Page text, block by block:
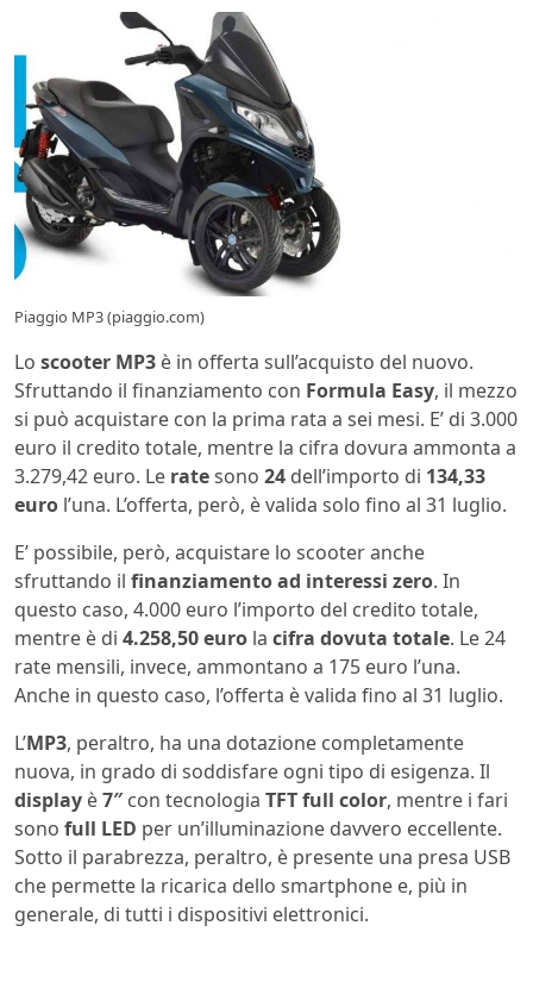
Piaggio MP3 (piaggio.com)
Lo scooter MP3 è in offerta sull’acquisto del nuovo.
Sfruttando il finanziamento con Formula Easy, il mezzo
si può acquistare con la prima rata a sei mesi. E’ di 3.000
euro il credito totale, mentre la cifra dovura ammonta a
3.279,42 euro. Le ratesono 24 dell’importo di 134,33
euro l’una. L’offerta, però, è valida solo fino al 31 luglio.
E’ possibile, però, acquistare lo scooter anche
sfruttando il finanziamento ad interessi zero. In
questo caso, 4.000 euro l’importo del credito totale,
mentre è di 4.258,50 euro la cifra dovuta totale. Le 24
rate mensili, invece, ammontano a 175 euro l’una.
Anche in questo caso, l’offerta è valida fino al 31 luglio.
L’MP3, peraltro, ha una dotazione completamente
nuova, in grado di soddisfare ogni tipo di esigenza. Il
display è7″con tecnologia TFT full color, mentre i fari
sono full LED per un’illuminazione davvero eccellente.
Sotto il parabrezza, peraltro, è presente una presa USB
che permette la ricarica dello smartphone e, più in
generale, di tutti i dispositivi elettronici.